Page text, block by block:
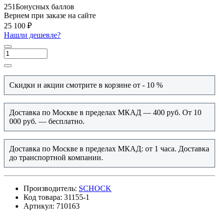
251Бонусных баллов
Вернем при заказе на сайте
25 100 ₽
Нашли дешевле?
Скидки и акции смотрите в корзине от - 10 %
Доставка по Москве в пределах МКАД — 400 руб. От 10
000 руб. — бесплатно.
Доставка по Москве в пределах МКАД: от 1 часа. Доставка
до транспортной компании.
Производитель: SCHOCK
Код товара: 31155-1
Артикул: 710163